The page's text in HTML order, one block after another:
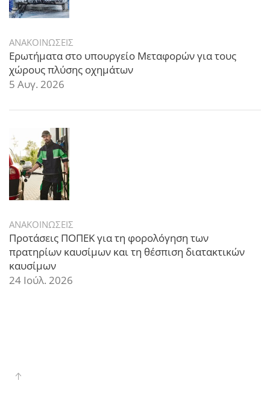
ΑΝΑΚΟΙΝΩΣΕΙΣ
Ερωτήματα στο υπουργείο Μεταφορών για τους
χώρους πλύσης οχημάτων
5 Αυγ. 2026
ΑΝΑΚΟΙΝΩΣΕΙΣ
Προτάσεις ΠΟΠΕΚ για τη φορολόγηση των
πρατηρίων καυσίμων και τη θέσπιση διατακτικών
καυσίμων
24 Ιούλ. 2026